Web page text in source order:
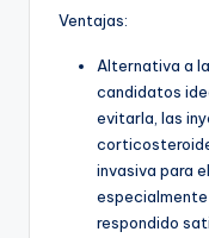
Ventajas:
Alternativa a
candidatos
evitarla, las
invasiva para
especialmente
respondido